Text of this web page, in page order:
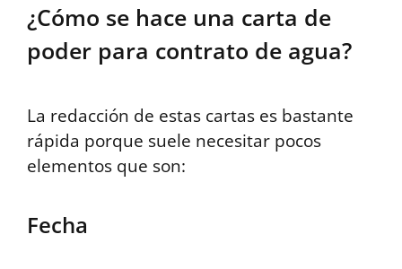
¿Cómo se hace una carta de
poder para contrato de agua?
La redacción de estas cartas es bastante
rápida porque suele necesitar pocos
elementos que son:
Fecha